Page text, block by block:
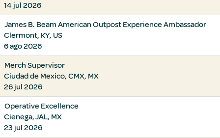
14 jul 2026
James B. Beam American Outpost Experience Ambassador
Clermont, KY, US
6 ago 2026
Merch Supervisor
Ciudad de Mexico, CMX, MX
26 jul 2026
Operative Excellence
Cienega, JAL, MX
23 jul 2026